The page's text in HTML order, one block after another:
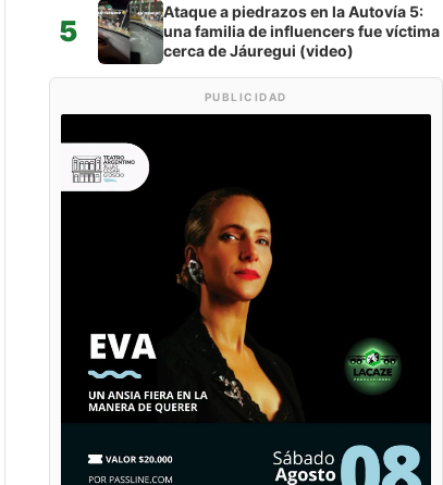
5
Ataque a piedrazos en la Autovía 5:
una familia de influencers fue víctima
cerca de Jáuregui (video)
PUBLICIDAD